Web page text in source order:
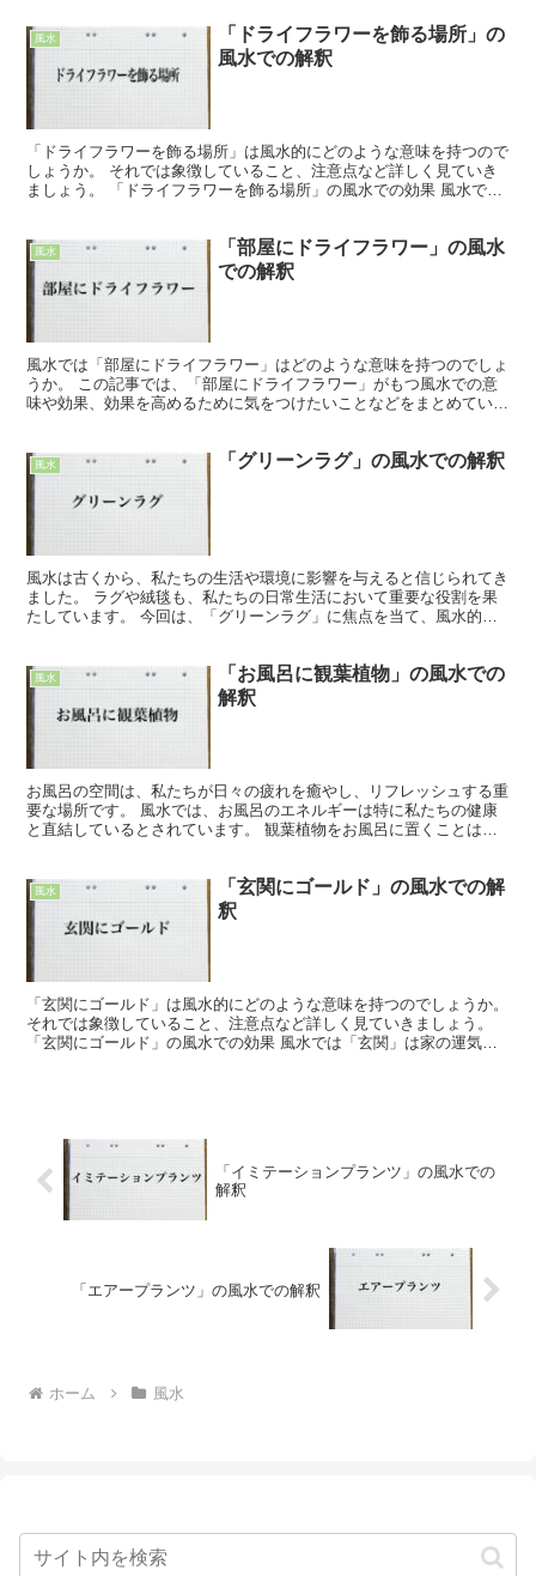
風水
「ドライフラワーを飾る場所」の
風水での解釈
「ドライフラワーを飾る場所」は風水的にどのような意味を持つので
しょうか。 それでは象徴していること、注意点など詳しく見ていき
ましょう。 「ドライフラワーを飾る場所」の風水での効果 風水では
風水
「部屋にドライフラワー」の風水
での解釈
風水では「部屋にドライフラワー」はどのような意味を持つのでしょ
うか。 この記事では、「部屋にドライフラワー」がもつ風水での意
味や効果、効果を高めるために気をつけたいことなどをまとめていま
風水 「グリーンラグ」の風水での解釈
風水は古くから、私たちの生活や環境に影響を与えると信じられてき
ました。 ラグや絨毯も、私たちの日常生活において重要な役割を果
たしています。 今回は、「グリーンラグ」に焦点を当て、風水的な
風水
「お風呂に観葉植物」の風水での
解釈
お風呂の空間は、私たちが日々の疲れを癒やし、リフレッシュする重
要な場所です。 風水では、お風呂のエネルギーは特に私たちの健康
と直結しているとされています。 観葉植物をお風呂に置くことは、
風水
「玄関にゴールド」の風水での解
釈
「玄関にゴールド」は風水的にどのような意味を持つのでしょうか。
それでは象徴していること、注意点など詳しく見ていきましょう。
「玄関にゴールド」の風水での効果 風水では「玄関」は家の運気に
「イミテーションプランツ」の風水での
解釈
「エアープランツ」の風水での解釈
ホーム 風水